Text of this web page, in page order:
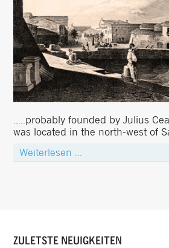
.....probably founded by Julius
was located in the north-west of
Weiterlesen ...
ZULETSTE NEUIGKEITEN